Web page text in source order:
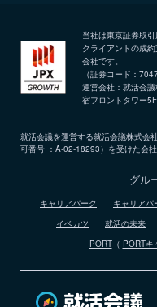
当社は東京証券取
クライアントの成
会社です。
（証券コード：7047
運営会社：就活会
宿フロントタワー5F
就活会議を運営する就活会議株式会
可番号 ：A-02-18293）を受けた会社